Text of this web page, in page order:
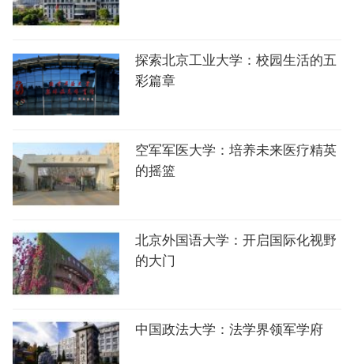
探索北京工业大学：校园生活的五
彩篇章
空军军医大学：培养未来医疗精英
的摇篮
北京外国语大学：开启国际化视野
的大门
中国政法大学：法学界领军学府